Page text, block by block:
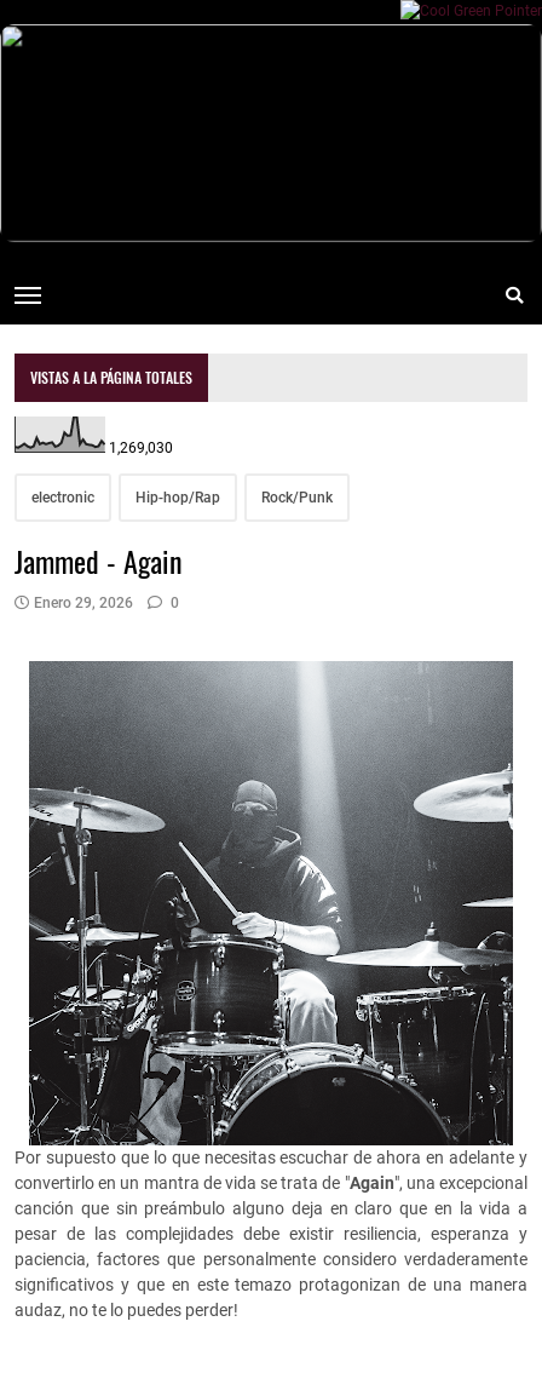
VISTAS A LA PÁGINA TOTALES
1,269,030
electronic Hip-hop/Rap Rock/Punk
Jammed - Again
Enero 29, 2026 0
Por supuesto que lo que necesitas escuchar de ahora en adelante y
convertirlo en un mantra de vida se trata de "Again", una excepcional
canción que sin preámbulo alguno deja en claro que en la vida a
pesar de las complejidades debe existir resiliencia, esperanza y
paciencia, factores que personalmente considero verdaderamente
significativos y que en este temazo protagonizan de una manera
audaz, no te lo puedes perder!